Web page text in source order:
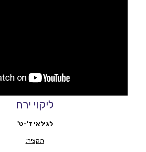
ליקוי ירח
לגילאי ד'-ט'
תקציר: